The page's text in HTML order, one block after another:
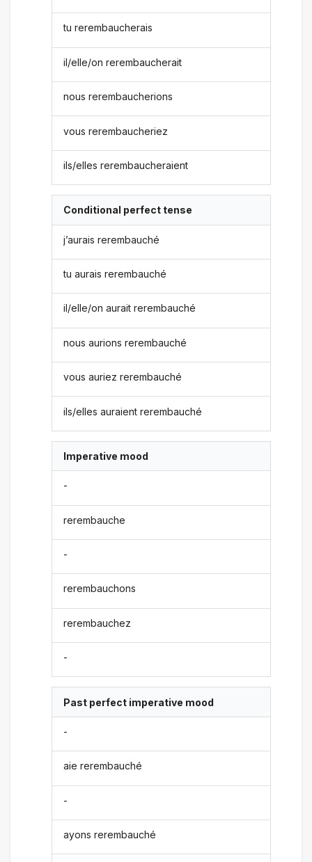
tu rerembaucherais
il/elle/on rerembaucherait
nous rerembaucherions
vous rerembaucheriez
ils/elles rerembaucheraient
Conditional perfect tense
j’aurais rerembauché
tu aurais rerembauché
il/elle/on aurait rerembauché
nous aurions rerembauché
vous auriez rerembauché
ils/elles auraient rerembauché
Imperative mood
-
rerembauche
-
rerembauchons
rerembauchez
-
Past perfect imperative mood
-
aie rerembauché
-
ayons rerembauché